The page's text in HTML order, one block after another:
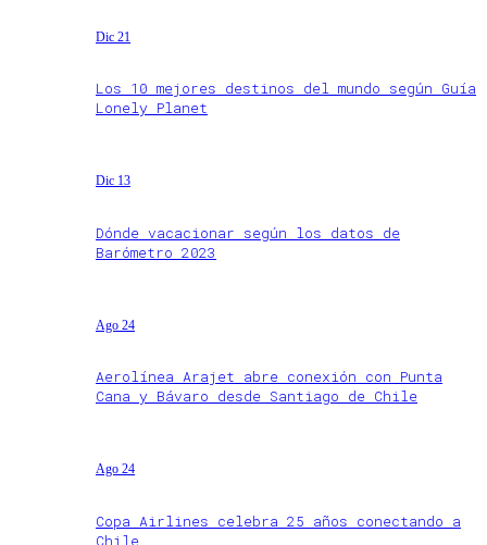
Dic 21
Los 10 mejores destinos del mundo según Guía
Lonely Planet
Dic 13
Dónde vacacionar según los datos de
Barómetro 2023
Ago 24
Aerolínea Arajet abre conexión con Punta
Cana y Bávaro desde Santiago de Chile
Ago 24
Copa Airlines celebra 25 años conectando a
Chile